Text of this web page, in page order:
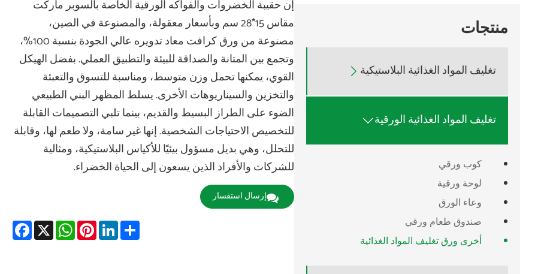
منتجات
تغليف المواد الغذائية البلاستيكية 
تغليف المواد الغذائية الورقية
كوب ورقي
لوحة ورقية
وعاء الورق
صندوق طعام ورقي
أخرى ورق تغليف المواد الغذائية
إن حقيبة الخضروات والفواكه الورقية الخاصة بالسوبر ماركت
مقاس 15*28 سم وبأسعار معقولة، والمصنوعة في الصين،
مصنوعة من ورق كرافت معاد تدويره عالي الجودة بنسبة 100%،
وتجمع بين المتانة والصداقة للبيئة والتطبيق العملي. بفضل الهيكل
القوي، يمكنها تحمل وزن متوسط، ومناسبة للتسوق والتعبئة
والتخزين والسيناريوهات الأخرى. يسلط المظهر البني الطبيعي
الضوء على الطراز البسيط والقديم، بينما تلبي التصميمات القابلة
للتخصيص الاحتياجات الشخصية. إنها غير سامة، ولا طعم لها، وقابلة
للتحلل، وهي بديل مسؤول بيئيًا للأكياس البلاستيكية، ومثالية
للشركات والأفراد الذين يسعون إلى الحياة الخضراء.
إرسال استفسار
Facebook X
WhatsAppPinterestLinkedInShare